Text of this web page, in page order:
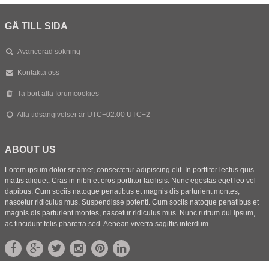
GÅ TILL SIDA
Avancerad sökning
Kontakta oss
Ta bort alla forumcookies
Alla tidsangivelser är UTC+02:00 UTC+2
ABOUT US
Lorem ipsum dolor sit amet, consectetur adipiscing elit. In porttitor lectus quis
mattis aliquet. Cras in nibh et eros porttitor facilisis. Nunc egestas eget leo vel
dapibus. Cum sociis natoque penatibus et magnis dis parturient montes,
nascetur ridiculus mus. Suspendisse potenti. Cum sociis natoque penatibus et
magnis dis parturient montes, nascetur ridiculus mus. Nunc rutrum dui ipsum,
ac tincidunt felis pharetra sed. Aenean viverra sagittis interdum.